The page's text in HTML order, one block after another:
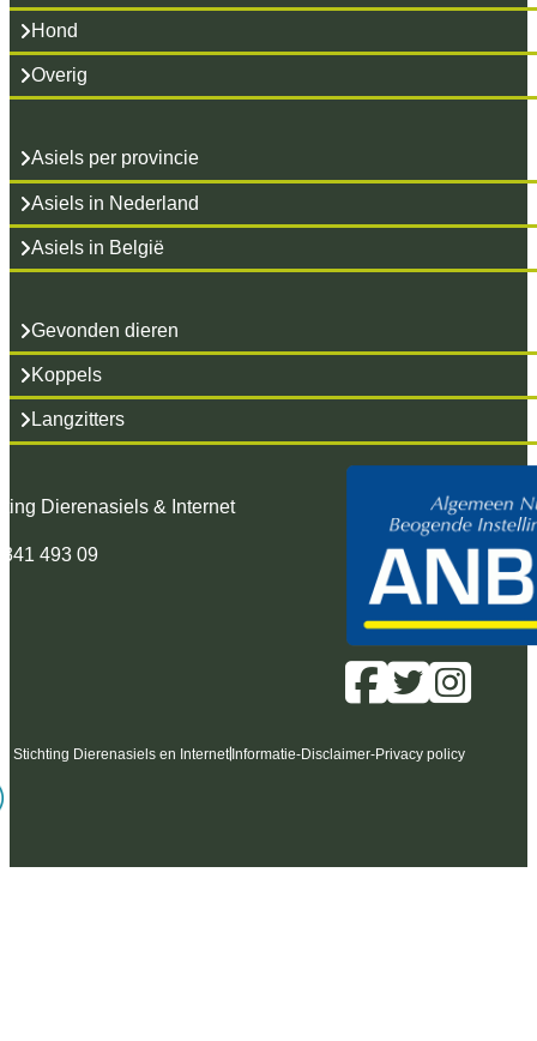
Hond
Overig
Asiels per provincie
Asiels in Nederland
Asiels in België
Gevonden dieren
Koppels
Langzitters
Dierenasiels & Internet
493 09
Stichting Dierenasiels en Internet Informatie-Disclaimer-Privacy policy